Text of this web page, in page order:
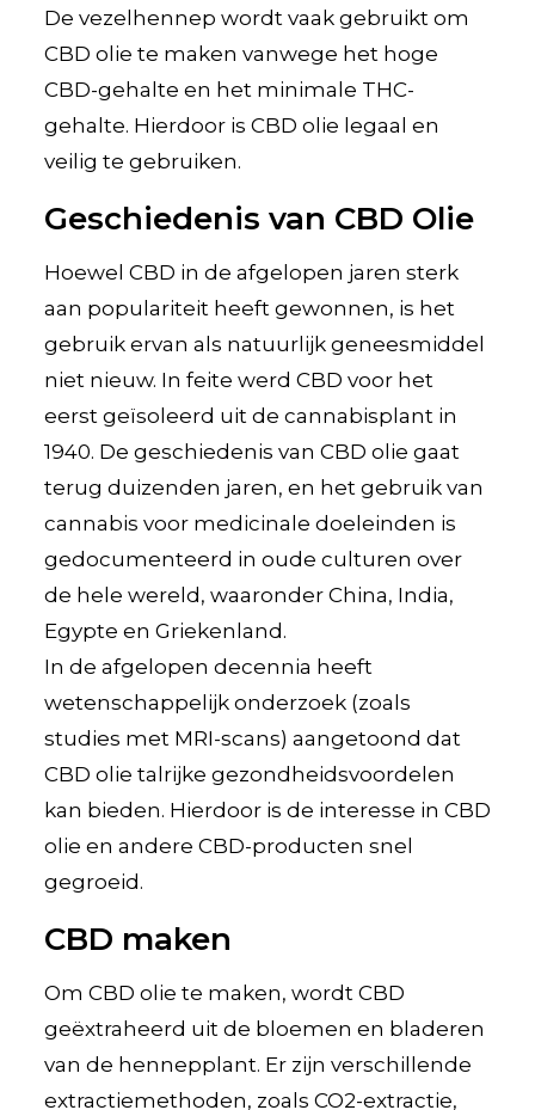
De vezelhennep wordt vaak gebruikt om
CBD olie te maken vanwege het hoge
CBD-gehalte en het minimale THC-
gehalte. Hierdoor is CBD olie legaal en
veilig te gebruiken.
Geschiedenis van CBD Olie
Hoewel CBD in de afgelopen jaren sterk
aan populariteit heeft gewonnen, is het
gebruik ervan als natuurlijk geneesmiddel
niet nieuw. In feite werd CBD voor het
eerst geïsoleerd uit de cannabisplant in
1940. De geschiedenis van CBD olie gaat
terug duizenden jaren, en het gebruik van
cannabis voor medicinale doeleinden is
gedocumenteerd in oude culturen over
de hele wereld, waaronder China, India,
Egypte en Griekenland.
In de afgelopen decennia heeft
wetenschappelijk onderzoek (zoals
studies met MRI-scans) aangetoond dat
CBD olie talrijke gezondheidsvoordelen
kan bieden. Hierdoor is de interesse in CBD
olie en andere CBD-producten snel
gegroeid.
CBD maken
Om CBD olie te maken, wordt CBD
geëxtraheerd uit de bloemen en bladeren
van de hennepplant. Er zijn verschillende
extractiemethoden, zoals CO2-extractie,